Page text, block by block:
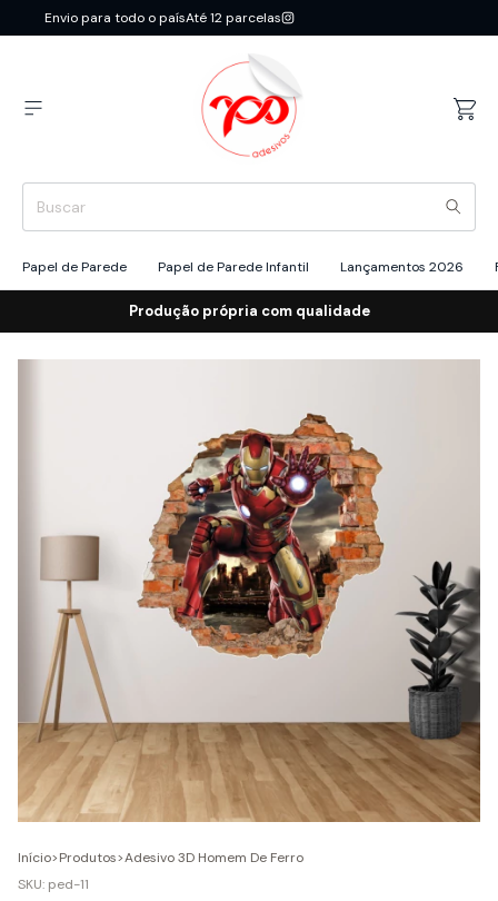
Envio para todo o paísAté 12 parcelas
Papel de Parede Papel de Parede Infantil Lançamentos 2026
Produção própria com qualidade
Início>Produtos>Adesivo 3D Homem De Ferro
SKU: ped-11